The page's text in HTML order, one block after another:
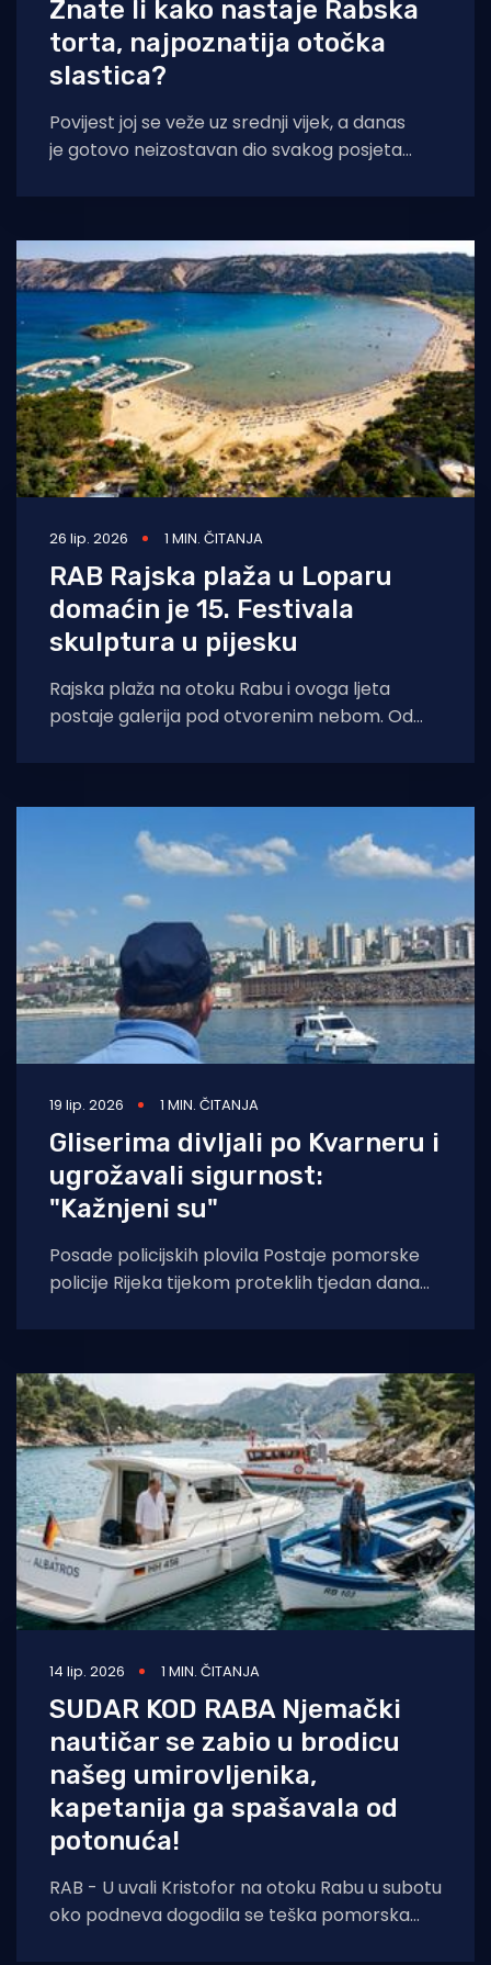
Znate li kako nastaje Rabska
torta, najpoznatija otočka
slastica?
Povijest joj se veže uz srednji vijek, a danas
je gotovo neizostavan dio svakog posjeta
26 lip. 2026 1 MIN. ČITANJA
RAB Rajska plaža u Loparu
domaćin je 15. Festivala
skulptura u pijesku
Rajska plaža na otoku Rabu i ovoga ljeta
postaje galerija pod otvorenim nebom. Od
19 lip. 2026 1 MIN. ČITANJA
Gliserima divljali po Kvarneru i
ugrožavali sigurnost:
"Kažnjeni su"
Posade policijskih plovila Postaje pomorske
policije Rijeka tijekom proteklih tjedan dana
Pomorskog zakonika, odnosno
14 lip. 2026 1 MIN. ČITANJA
SUDAR KOD RABA Njemački
nautičar se zabio u brodicu
našeg umirovljenika,
kapetanija ga spašavala od
potonuća!
RAB - U uvali Kristofor na otoku Rabu u subotu
oko podneva dogodila se teška pomorska